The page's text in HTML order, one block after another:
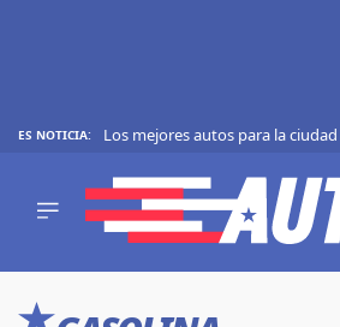
ES NOTICIA: Los mejores autos para la ciudad
SHOWS